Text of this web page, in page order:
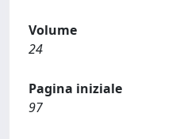
Volume
24
Pagina iniziale
97